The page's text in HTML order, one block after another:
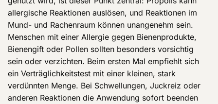
allergische Reaktionen auslösen, und Reaktionen im
Mund- und Rachenraum können unangenehm sein.
Menschen mit einer Allergie gegen Bienenprodukte,
Bienengift oder Pollen sollten besonders vorsichtig
sein oder verzichten. Beim ersten Mal empfiehlt sich
ein Verträglichkeitstest mit einer kleinen, stark
verdünnten Menge. Bei Schwellungen, Juckreiz oder
anderen Reaktionen die Anwendung sofort beenden